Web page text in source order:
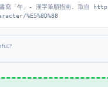
「午」- 漢字筆順指南. 取自 http
%E5%8D%88